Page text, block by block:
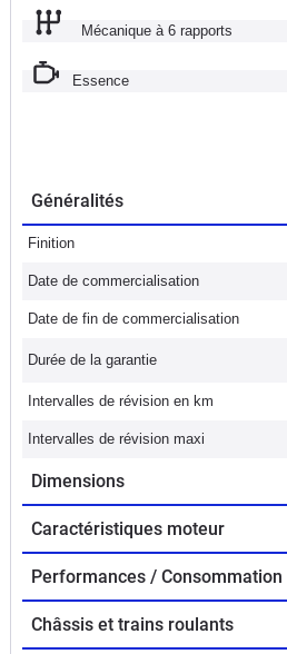
Mécanique à 6 rapports
Essence
Généralités
Finition
Date de commercialisation
Date de fin de commercialisation
Durée de la garantie
Intervalles de révision en km
Intervalles de révision maxi
Dimensions
Caractéristiques moteur
Performances / Consommation
Châssis et trains roulants